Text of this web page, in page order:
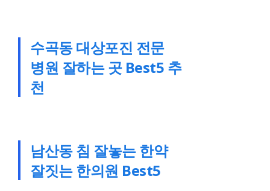
수곡동 대상포진 전문
병원 잘하는 곳 Best5 추
천
남산동 침 잘놓는 한약
잘짓는 한의원 Best5